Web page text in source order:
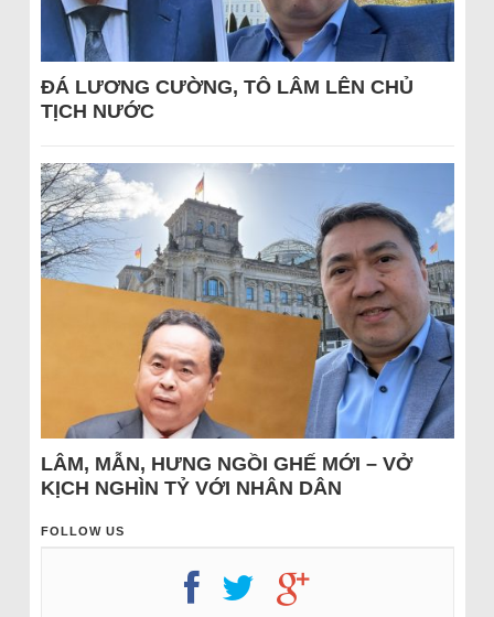
ĐÁ LƯƠNG CƯỜNG, TÔ LÂM LÊN CHỦ
TỊCH NƯỚC
LÂM, MẪN, HƯNG NGỒI GHẾ MỚI – VỞ
KỊCH NGHÌN TỶ VỚI NHÂN DÂN
FOLLOW US